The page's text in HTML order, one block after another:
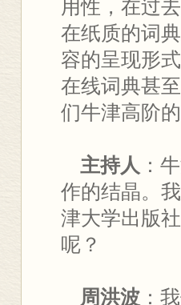
用性，在过
在纸质的词
容的呈现形
在线词典甚
们牛津高阶的
主持人 ：
作的结晶。
津大学出版
呢？
周洪波 ：